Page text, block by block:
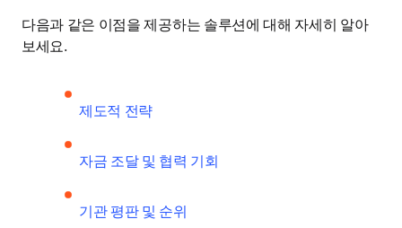
다음과 같은 이점을 제공하는 솔루션에 대해 자세히 알아
보세요.
제도적 전략
자금 조달 및 협력 기회
기관 평판 및 순위